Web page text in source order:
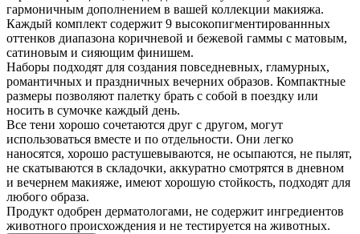
гармоничным дополнением в вашей коллекции макияжа.
Каждый комплект содержит 9 высокопигментированнных
оттенков диапазона коричневой и бежевой гаммы с матовым,
сатиновым и сияющим финишем.
Наборы подходят для создания повседневных, гламурных,
романтичных и праздничных вечерних образов. Компактные
размеры позволяют палетку брать с собой в поездку или
носить в сумочке каждый день.
Все тени хорошо сочетаются друг с другом, могут
использоваться вместе и по отдельности. Они легко
наносятся, хорошо растушевываются, не осыпаются, не пылят,
не скатываются в складочки, аккуратно смотрятся в дневном
и вечернем макияже, имеют хорошую стойкость, подходят для
любого образа.
Продукт одобрен дерматологами, не содержит ингредиентов
животного происхождения и не тестируется на животных.